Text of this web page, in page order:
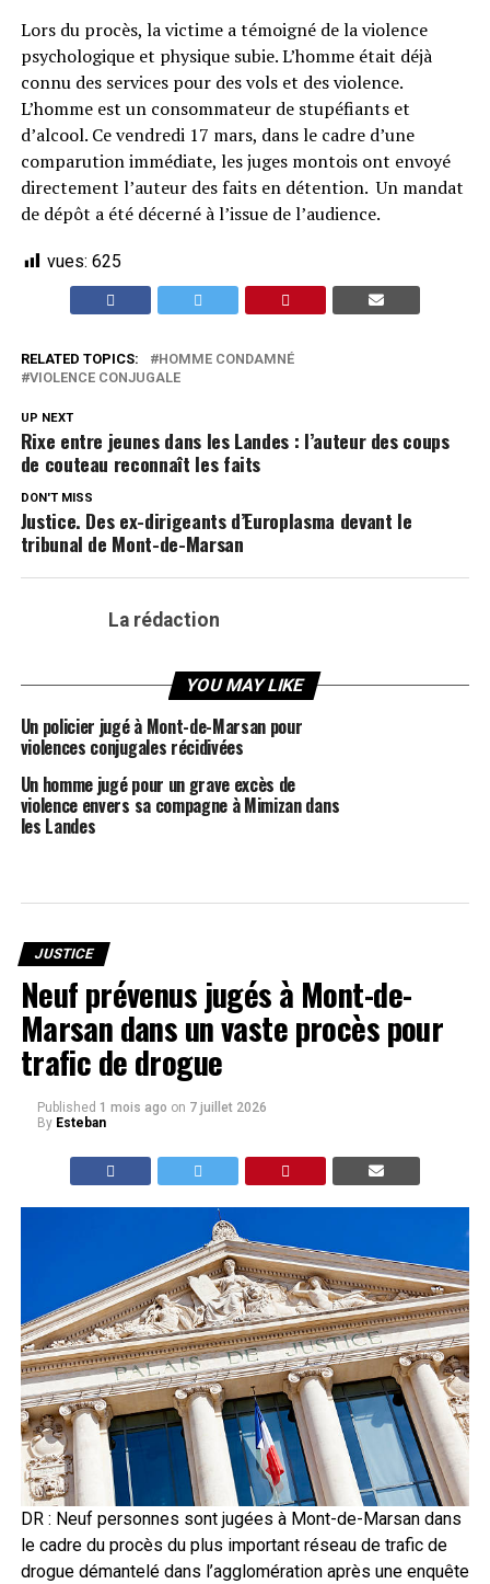
Lors du procès, la victime a témoigné de la violence
psychologique et physique subie. L’homme était déjà
connu des services pour des vols et des violence.
L’homme est un consommateur de stupéfiants et
d’alcool. Ce vendredi 17 mars, dans le cadre d’une
comparution immédiate, les juges montois ont envoyé
directement l’auteur des faits en détention. Un mandat
de dépôt a été décerné à l’issue de l’audience.
vues: 625
RELATED TOPICS:
HOMME CONDAMNÉ
VIOLENCE CONJUGALE
UP NEXT
Rixe entre jeunes dans les Landes : l’auteur des coups
de couteau reconnaît les faits
DON'T MISS
Justice. Des ex-dirigeants d’Europlasma devant le
tribunal de Mont-de-Marsan
La rédaction
YOU MAY LIKE
Un policier jugé à Mont-de-Marsan pour
violences conjugales récidivées
Un homme jugé pour un grave excès de
violence envers sa compagne à Mimizan dans
les Landes
JUSTICE
Neuf prévenus jugés à Mont-de-
Marsan dans un vaste procès pour
trafic de drogue
Published 1 mois ago on 7 juillet 2026
By Esteban
DR : Neuf personnes sont jugées à Mont-de-Marsan dans
le cadre du procès du plus important réseau de trafic de
drogue démantelé dans l’agglomération après une enquête